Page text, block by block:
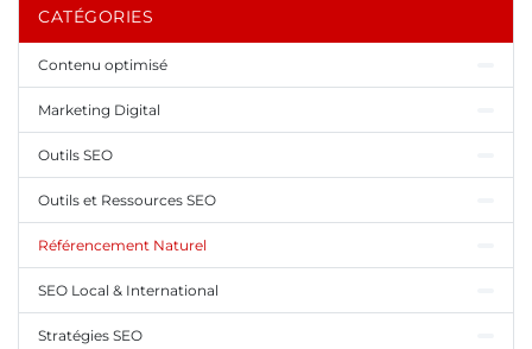
CATÉGORIES
Contenu optimisé
Marketing Digital
Outils SEO
Outils et Ressources SEO
Référencement Naturel
SEO Local & International
Stratégies SEO